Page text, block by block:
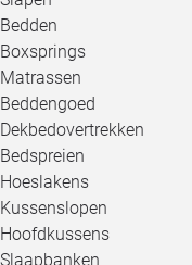
Bedden
Boxsprings
Matrassen
Beddengoed
Dekbedovertrekken
Bedspreien
Hoeslakens
Kussenslopen
Hoofdkussens
Slaapbanken